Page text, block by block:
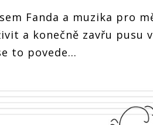
Fanda a muzika pro
a konečně zavřu pusu
to povede…